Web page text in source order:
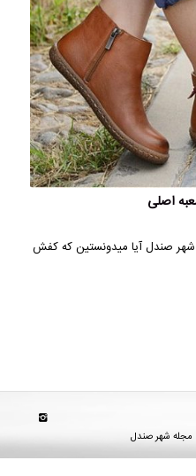
اصلی
شهر صندل آیا میدونستین که کفش
مجله شهر صندل